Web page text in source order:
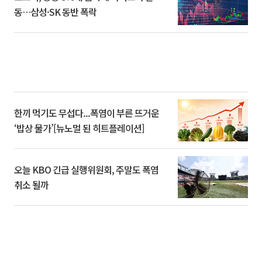
동…삼성·SK 동반 폭락
한끼 먹기도 무섭다...폭염이 부른 뜨거운
‘밥상 물가’[뉴노멀 된 히트플레이션]
오늘 KBO 긴급 실행위원회, 주말도 폭염
취소 될까